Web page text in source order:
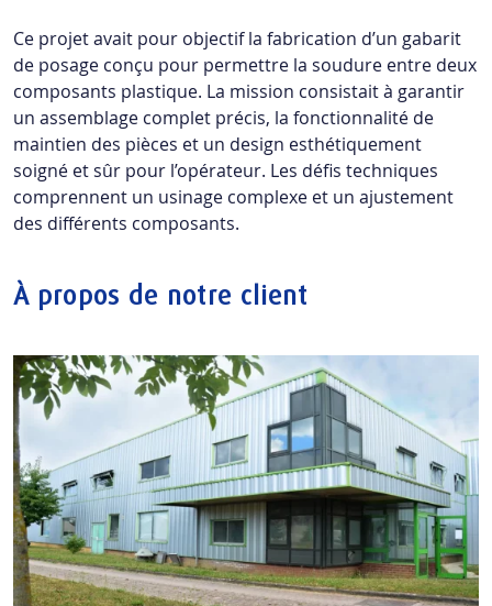
Ce projet avait pour objectif la fabrication d’un gabarit
de posage conçu pour permettre la soudure entre deux
composants plastique. La mission consistait à garantir
un assemblage complet précis, la fonctionnalité de
maintien des pièces et un design esthétiquement
soigné et sûr pour l’opérateur. Les défis techniques
comprennent un usinage complexe et un ajustement
des différents composants.
À propos de notre client